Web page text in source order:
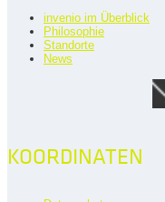
invenio im Überblick
Philosophie
Standorte
News
KOORDINATEN